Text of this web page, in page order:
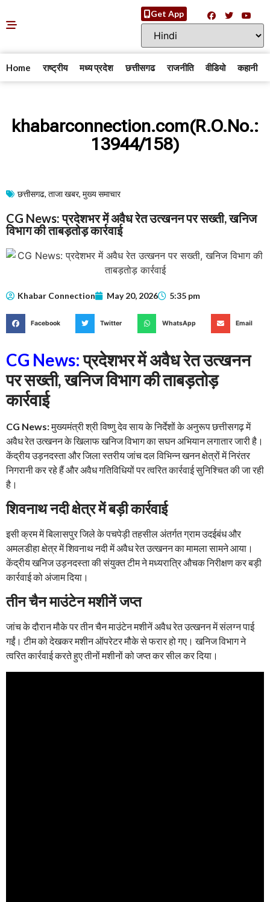
Get App
Home राष्ट्रीय मध्य प्रदेश छत्तीसगढ राजनीति वीडियो कहानी
khabarconnection.com(R.O.No.:
13944/158)
छत्तीसगढ, ताजा खबर, मुख्य समाचार​
CG News: प्रदेशभर में अवैध रेत उत्खनन पर सख्ती, खनिज
विभाग की ताबड़तोड़ कार्रवाई
Khabar Connection May 20, 2026 5:35 pm
Facebook Twitter WhatsApp Email
CG News:प्रदेशभर में अवैध रेत उत्खनन
पर सख्ती, खनिज विभाग की ताबड़तोड़
कार्रवाई
CG News:मुख्यमंत्री श्री विष्णु देव साय के निर्देशों के अनुरूप छत्तीसगढ़ में
अवैध रेत उत्खनन के खिलाफ खनिज विभाग का सघन अभियान लगातार जारी है।
केंद्रीय उड़नदस्ता और जिला स्तरीय जांच दल विभिन्न खनन क्षेत्रों में निरंतर
निगरानी कर रहे हैं और अवैध गतिविधियों पर त्वरित कार्रवाई सुनिश्चित की जा रही
है।
शिवनाथ नदी क्षेत्र में बड़ी कार्रवाई
इसी क्रम में बिलासपुर जिले के पचपेड़ी तहसील अंतर्गत ग्राम उदईबंध और
अमलडीहा क्षेत्र में शिवनाथ नदी में अवैध रेत उत्खनन का मामला सामने आया।
केंद्रीय खनिज उड़नदस्ता की संयुक्त टीम ने मध्यरात्रि औचक निरीक्षण कर बड़ी
कार्रवाई को अंजाम दिया।
तीन चैन माउंटेन मशीनें जप्त
जांच के दौरान मौके पर तीन चैन माउंटेन मशीनें अवैध रेत उत्खनन में संलग्न पाई
गईं। टीम को देखकर मशीन ऑपरेटर मौके से फरार हो गए। खनिज विभाग ने
त्वरित कार्रवाई करते हुए तीनों मशीनों को जप्त कर सील कर दिया।